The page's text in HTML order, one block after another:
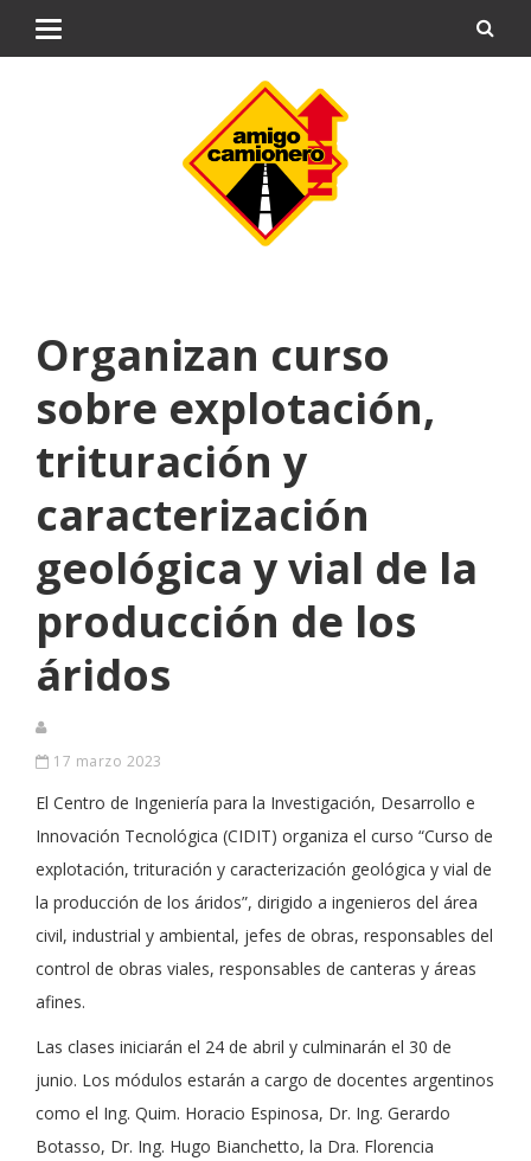
Organizan curso
sobre explotación,
trituración y
caracterización
geológica y vial de la
producción de los
áridos
17 marzo 2023
El Centro de Ingeniería para la Investigación, Desarrollo e
Innovación Tecnológica (CIDIT) organiza el curso “Curso de
explotación, trituración y caracterización geológica y vial de
la producción de los áridos”, dirigido a ingenieros del área
civil, industrial y ambiental, jefes de obras, responsables del
control de obras viales, responsables de canteras y áreas
afines.
Las clases iniciarán el 24 de abril y culminarán el 30 de
junio. Los módulos estarán a cargo de docentes argentinos
como el Ing. Quim. Horacio Espinosa, Dr. Ing. Gerardo
Botasso, Dr. Ing. Hugo Bianchetto, la Dra. Florencia